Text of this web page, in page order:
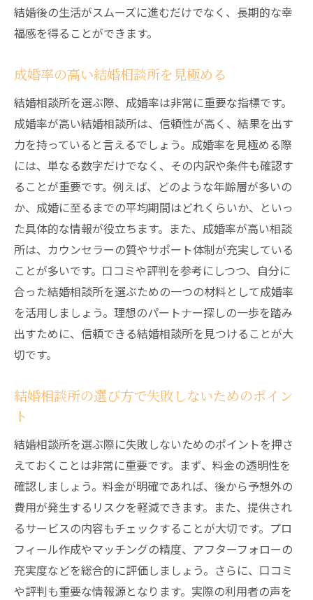
結婚後の生活がスムーズに進むだけでなく、長期的な幸
福感を得ることができます。
成婚率の高い結婚相談所を見極める
結婚相談所を選ぶ際、成婚率は非常に重要な指標です。
成婚率が高い結婚相談所は、信頼性が高く、結果を出す
力を持っていると言えるでしょう。成婚率を見極める際
には、単なる数字だけでなく、その内訳や条件も確認す
ることが重要です。例えば、どのような年齢層が多いの
か、成婚に至るまでの平均期間はどれくらいか、といっ
た具体的な情報が役立ちます。また、成婚率が高い相談
所は、カウンセラーの質やサポート体制が充実している
ことが多いです。口コミや評判を参考にしつつ、自分に
合った結婚相談所を選ぶための一つの材料として成婚率
を活用しましょう。理想のパートナー探しの一歩を踏み
出すために、信頼できる結婚相談所を見つけることが大
切です。
結婚相談所の選び方で失敗しないためのポイン
ト
結婚相談所を選ぶ際に失敗しないためのポイントを押さ
えておくことは非常に重要です。まず、料金の透明性を
確認しましょう。料金が明確であれば、後から予想外の
費用が発生するリスクを軽減できます。また、提供され
るサービスの内容もチェックすることが大切です。プロ
フィール作成やマッチングの精度、アフターフォローの
充実度などを総合的に評価しましょう。さらに、口コミ
や評判も重要な情報源となります。実際の利用者の声を